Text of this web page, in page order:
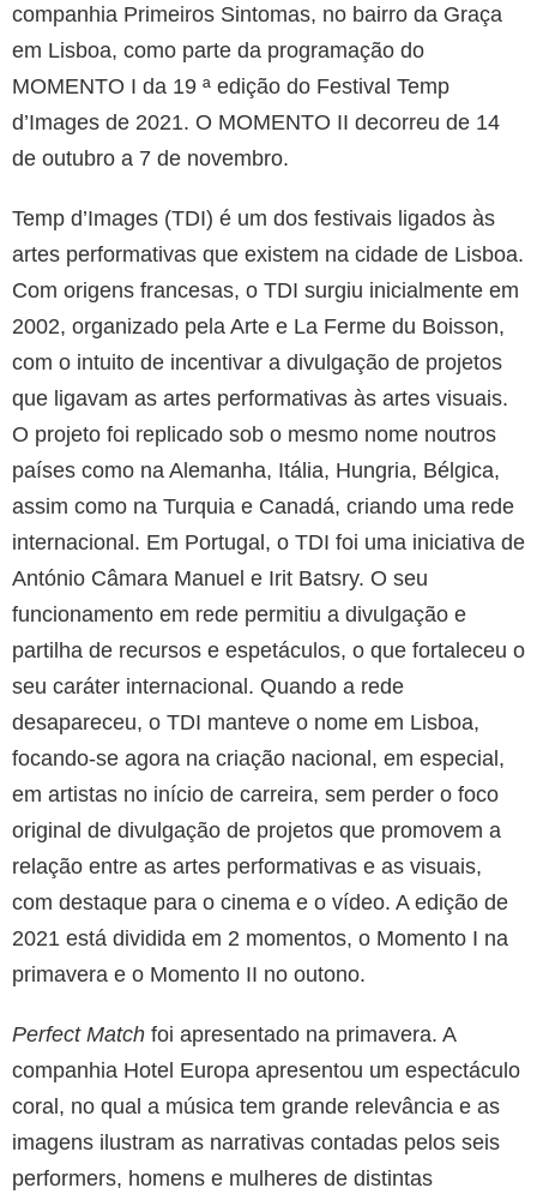
companhia Primeiros Sintomas, no bairro da Graça
em Lisboa, como parte da programação do
MOMENTO I da 19 ª edição do Festival Temp
d’Images de 2021. O MOMENTO II decorreu de 14
de outubro a 7 de novembro.
Temp d’Images (TDI) é um dos festivais ligados às
artes performativas que existem na cidade de Lisboa.
Com origens francesas, o TDI surgiu inicialmente em
2002, organizado pela Arte e La Ferme du Boisson,
com o intuito de incentivar a divulgação de projetos
que ligavam as artes performativas às artes visuais.
O projeto foi replicado sob o mesmo nome noutros
países como na Alemanha, Itália, Hungria, Bélgica,
assim como na Turquia e Canadá, criando uma rede
internacional. Em Portugal, o TDI foi uma iniciativa de
António Câmara Manuel e Irit Batsry. O seu
funcionamento em rede permitiu a divulgação e
partilha de recursos e espetáculos, o que fortaleceu o
seu caráter internacional. Quando a rede
desapareceu, o TDI manteve o nome em Lisboa,
focando-se agora na criação nacional, em especial,
em artistas no início de carreira, sem perder o foco
original de divulgação de projetos que promovem a
relação entre as artes performativas e as visuais,
com destaque para o cinema e o vídeo. A edição de
2021 está dividida em 2 momentos, o Momento I na
primavera e o Momento II no outono.
Perfect Match foi apresentado na primavera. A
companhia Hotel Europa apresentou um espectáculo
coral, no qual a música tem grande relevância e as
imagens ilustram as narrativas contadas pelos seis
performers, homens e mulheres de distintas